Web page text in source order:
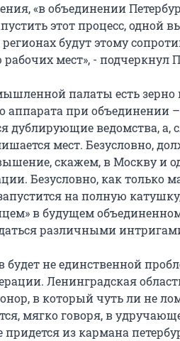
«в объединении
этот процесс, одной
будут этому
мест», - подчеркнул
палаты есть
аппарата при объединении
ведомства, а,
мест. Безусловно,
скажем, в Москву и
Безусловно, как только
на полную
в будущем
различными
не единственной
Ленинградская
в который чуть ли не
мягко говоря, в
придется из кармана